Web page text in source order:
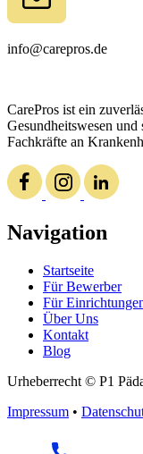
info@carepros.de
CarePros ist ein
Gesundheitswesen
Fachkräfte an
Navigation
Startseite
Für Bewerber
Für
Über Uns
Kontakt
Blog
Urheberrecht © P1
Impressum •